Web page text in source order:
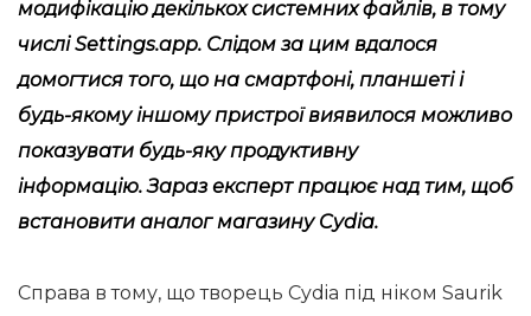
модифікацію декількох системних файлів, в тому
числі Settings.app. Слідом за цим вдалося
домогтися того, що на смартфоні, планшеті і
будь-якому іншому пристрої виявилося можливо
показувати будь-яку продуктивну
інформацію. Зараз експерт працює над тим, щоб
встановити аналог магазину Cydia.
Справа в тому, що творець Cydia під ніком Saurik